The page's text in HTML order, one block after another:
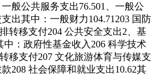
一般公共服务支出76.501、一般公
出其中：一般财力104.71 203 国防
转移支付204 公共安全支出2、基
中：政府性基金收入 206 科学技术
移支付207 文化旅游体育与传媒支
208 社会保障和就业支出10.62其